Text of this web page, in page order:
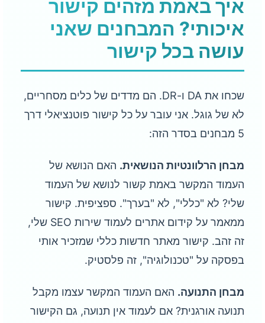
איך באמת מזהים קישור
איכותי? המבחנים שאני
עושה בכל קישור
שכחו את DA ו-DR. הם מדדים של כלים מסחריים,
לא של גוגל. אני עובר על כל קישור פוטנציאלי דרך
5 מבחנים בסדר הזה:
מבחן הרלוונטיות הנושאית. האם הנושא של
העמוד המקשר באמת קשור לנושא של העמוד
שלי? לא "כללי", לא "בערך". ספציפית. קישור
ממאמר על קידום אתרים לעמוד שירות SEO שלי,
זה זהב. קישור מאתר חדשות כללי שמזכיר אותי
בפסקה על "טכנולוגיה", זה פלסטיק.
מבחן התנועה. האם העמוד המקשר עצמו מקבל
תנועה אורגנית? אם לעמוד אין תנועה, גם הקישור